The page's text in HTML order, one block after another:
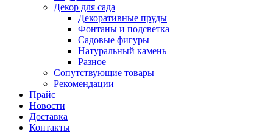
Декор для сада
Декоративные пруды
Фонтаны и подсветка
Садовые фигуры
Натуральный камень
Разное
Сопутствующие товары
Рекомендации
Прайс
Новости
Доставка
Контакты